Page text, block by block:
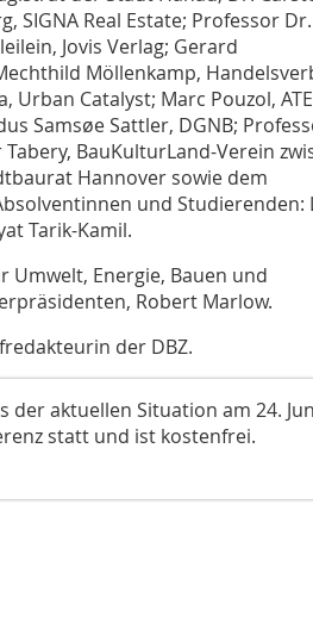
SIGNA Real Estate; Professor Dr.
Jovis Verlag; Gerard
Möllenkamp,
Catalyst; Marc Pouzol,
Samsøe Sattler, DGNB;
BauKulturLand-Verein
Hannover sowie dem
und Studierenden:
Tarik-Kamil.
Energie, Bauen und
Robert Marlow.
der DBZ.
aktuellen Situation am 24.
statt und ist kostenfrei.